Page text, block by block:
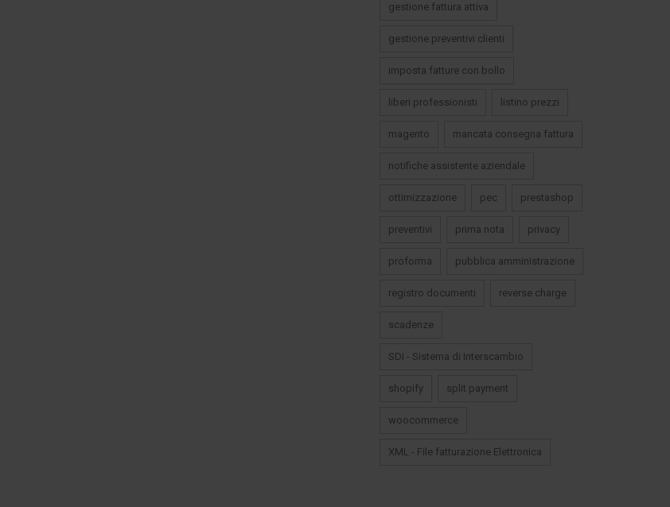
gestione fattura attiva
gestione preventivi clienti
imposta fatture con bollo
liberi professionisti listino prezzi
magento mancata consegna fattura
notifiche assistente aziendale
ottimizzazione pec prestashop
preventivi prima nota privacy
proforma pubblica amministrazione
registro documenti reverse charge
scadenze
SDI - Sistema di Interscambio
shopify split payment
woocommerce
XML - File fatturazione Elettronica